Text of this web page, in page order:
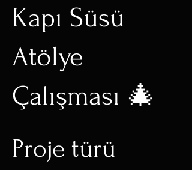
Kapı Süsü
Atölye
Çalışması 🎄
Proje türü